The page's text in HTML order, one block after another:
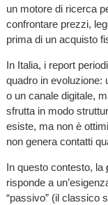
un motore di ricerca
confrontare prezzi,
prima di un acquisto
In Italia, i report
quadro in evoluzione:
o un canale digitale,
sfrutta in modo
esiste, ma non è
non genera contatti
In questo contesto, la
risponde a
“passivo” (il classico